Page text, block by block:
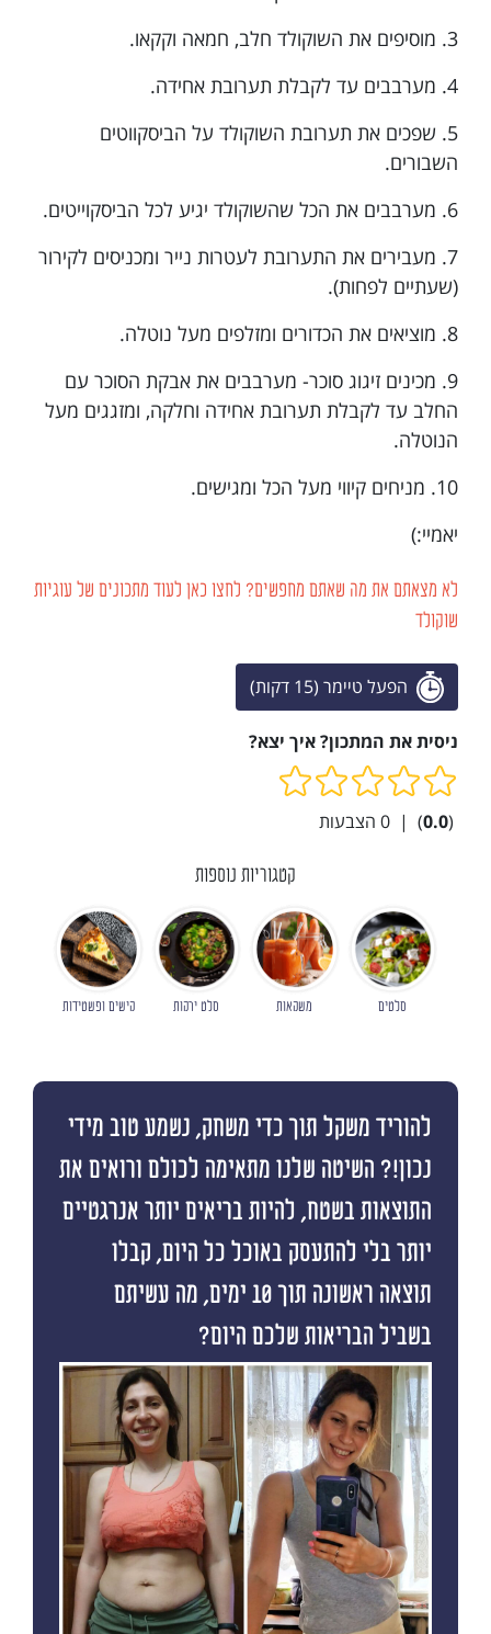
3. מוסיפים את השוקולד חלב, חמאה וקקאו.
4. מערבבים עד לקבלת תערובת אחידה.
5. שפכים את תערובת השוקולד על הביסקווטים
השבורים.
6. מערבבים את הכל שהשוקולד יגיע לכל הביסקוייטים.
7. מעבירים את התערובת לעטרות נייר ומכניסים לקירור
(שעתיים לפחות).
8. מוציאים את הכדורים ומזלפים מעל נוטלה.
9. מכינים זיגוג סוכר- מערבבים את אבקת הסוכר עם
החלב עד לקבלת תערובת אחידה וחלקה, ומזגגים מעל
הנוטלה.
10. מניחים קיווי מעל הכל ומגישים.
יאמיי:)
לא מצאתם את מה שאתם מחפשים? לחצו כאן לעוד מתכונים של עוגיות
שוקולד
הפעל טיימר (15 דקות)
ניסית את המתכון? איך יצא?
(
0.0
)
|
0 הצבעות
קטגוריות נוספות
סלטים משקאות סלט ירקות קישים ופשטידות
להוריד משקל תוך כדי משחק, נשמע טוב מידי
נכון!? השיטה שלנו מתאימה לכולם ורואים את
התוצאות בשטח, להיות בריאים יותר אנרגטיים
יותר בלי להתעסק באוכל כל היום, קבלו
תוצאה ראשונה תוך 10 ימים, מה עשיתם
בשביל הבריאות שלכם היום?